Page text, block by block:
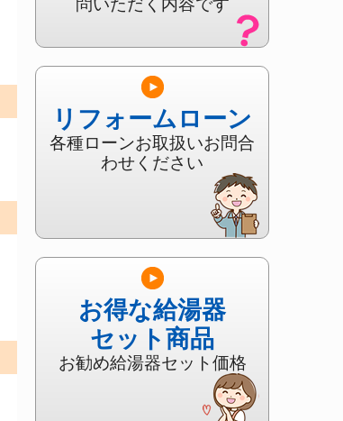
問いただく内容です
リフォームローン
各種ローンお取扱いお問合
わせください
お得な給湯器
セット商品
お勧め給湯器セット価格